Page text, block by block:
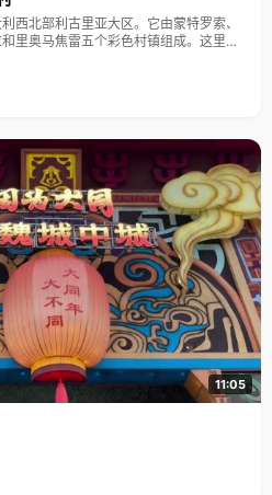
西北部利古里亚大区。它由蒙特罗索、
里奥马焦雷五个彩色村镇组成。这里依
为世界文化遗产。
11:05